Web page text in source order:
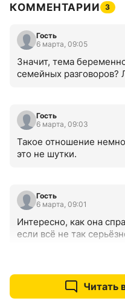
КОММЕНТАРИИ 3
Гость
6 марта, 09:05
Значит, тема
семейных
Гость
6 марта, 09:03
Такое отношение
это не шутки.
Гость
6 марта, 09:01
Интересно, как она
если всё не так
Читать